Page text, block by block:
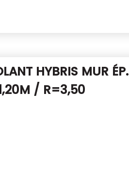
HYBRIS MUR ÉP.
/ R=3,50